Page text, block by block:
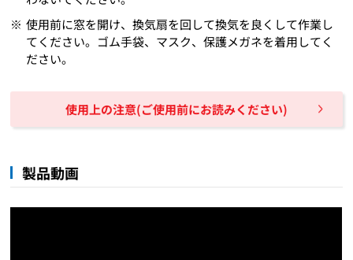
使用前に窓を開け、換気扇を回して換気を良くして作業し
てください。ゴム手袋、マスク、保護メガネを着用してく
ださい。
使用上の注意(ご使用前にお読みください)
製品動画